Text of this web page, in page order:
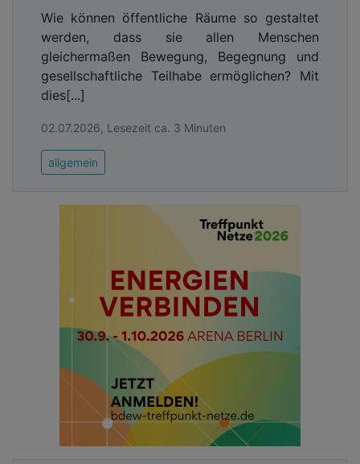
Wie können öffentliche Räume so gestaltet
werden, dass sie allen Menschen
gleichermaßen Bewegung, Begegnung und
gesellschaftliche Teilhabe ermöglichen? Mit
dies[...]
02.07.2026, Lesezeit ca. 3 Minuten
allgemein